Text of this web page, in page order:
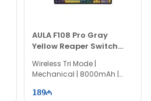
AULA F108 Pro Gray
Yellow Reaper Switch
Беспроводная Клавиатура
Wireless Tri Mode |
Mechanical | 8000mAh |
189